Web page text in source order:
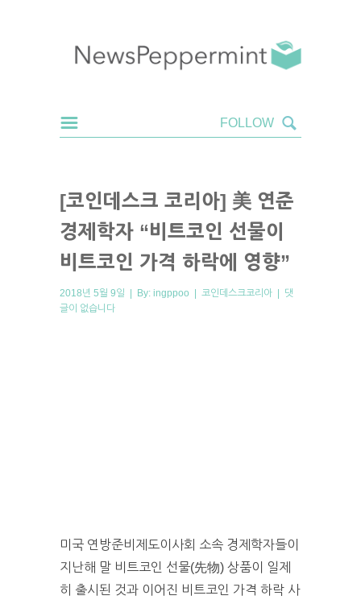
[코인데스크 코리아] 美 연준
경제학자 “비트코인 선물이
비트코인 가격 하락에 영향”
2018년 5월 9일 | By: ingppoo | 코인데스크코리아 | 댓
글이 없습니다
미국 연방준비제도이사회 소속 경제학자들이
지난해 말 비트코인 선물(先物) 상품이 일제
히 출시된 것과 이어진 비트코인 가격 하락 사